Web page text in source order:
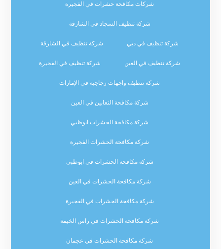
شركات مكافحة حشرات في الفجيرة
شركة تنظيف السجاد في الشارقة
شركة تنظيف في دبي شركة تنظيف في الشارقة
شركة تنظيف في العين شركة تنظيف في الفجيرة
شركة تنظيف واجهات زجاجية في الإمارات
شركة مكافحة الثعابين في العين
شركة مكافحة الحشرات ابوظبي
شركة مكافحة الحشرات الفجيرة
شركة مكافحة الحشرات في ابوظبي
شركة مكافحة الحشرات في العين
شركة مكافحة الحشرات في الفجيرة
شركة مكافحة الحشرات في راس الخيمة
شركة مكافحة الحشرات في عجمان